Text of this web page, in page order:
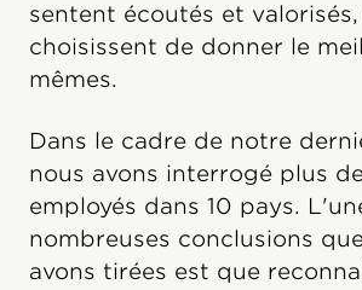
sentent écoutés et
choisissent de donner le
mêmes.
Dans le cadre de notre
nous avons interrogé plus
employés dans 10 pays.
nombreuses conclusions
avons tirées est que